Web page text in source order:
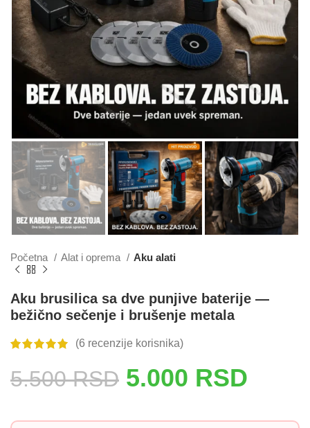
Početna Alat i oprema Aku alati
Aku brusilica sa dve punjive baterije —
bežično sečenje i brušenje metala
(6 recenzije korisnika)
5.500RSD 5.000 RSD